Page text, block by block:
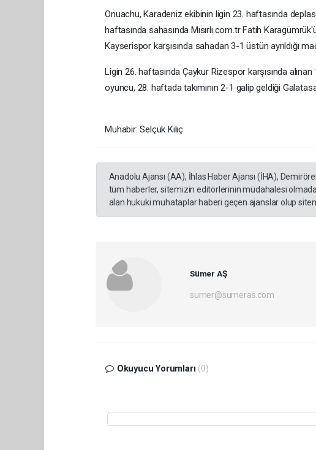
Onuachu, Karadeniz ekibinin ligin 23. haftasında
haftasında sahasında Mısırlı.com.tr Fatih
Kayserispor karşısında sahadan 3-1 üstün ayrıldığı
Ligin 26. haftasında Çaykur Rizespor karşısında
oyuncu, 28. haftada takımının 2-1 galip geldiği
Muhabir: Selçuk Kılıç
Anadolu Ajansı (AA), İhlas Haber Ajansı (İHA),
tüm haberler, sitemizin editörlerinin müdahalesi
alan hukuki muhataplar haberi geçen ajanslar olup
Sümer AŞ
sumer@sumeras.com
Okuyucu Yorumları (0)